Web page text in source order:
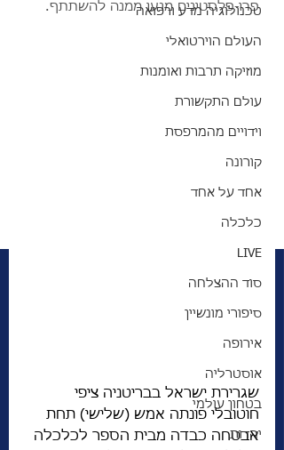
טכנולוגיה מדע ורפואה
העולם הוירטואלי
מוזיקה תרבות ואומנות
עולם התקשורת
וידויים מהמרפסת
קורונה
אחד על אחד
כלכלה
LIVE
סוד ההצלחה
סיפורי מונשיין
אירופה
אוסטרליה
בטחון עולמי
יהדות
פרו-פלסטינים מנעו ממנה להשתתף.
שגרירת ישראל בבריטניה ציפי
חוטובלי פונתה אמש (שלישי) תחת
אבטחה כבדה מבית הספר לכלכלה